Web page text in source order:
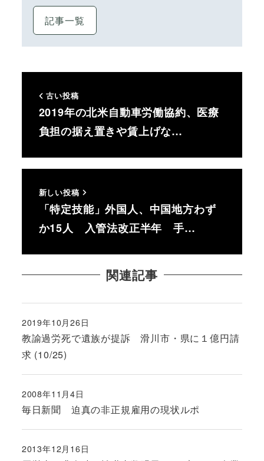
記事一覧
古い投稿
2019年の北米自動車労働協約、医療
負担の据え置きや賃上げな…
新しい投稿
「特定技能」外国人、中国地方わず
か15人 入管法改正半年 手…
関連記事
教諭過労死で遺族が提訴 滑川市・県に１億円請
求 (10/25)
投稿日
2019年10月26日
毎日新聞 迫真の非正規雇用の現状ルポ
投稿日
2008年11月4日
投稿日
2013年12月16日